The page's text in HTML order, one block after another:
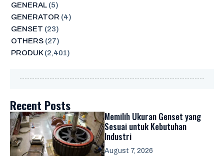
GENERAL(5)
GENERATOR (4)
GENSET (23)
OTHERS(27)
PRODUK(2,401)
Recent Posts
Memilih Ukuran Genset yang
Sesuai untuk Kebutuhan
Industri
August 7, 2026